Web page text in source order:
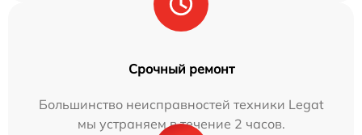
Срочный ремонт
Большинство неисправностей техники Legat
мы устраняем в течение 2 часов.